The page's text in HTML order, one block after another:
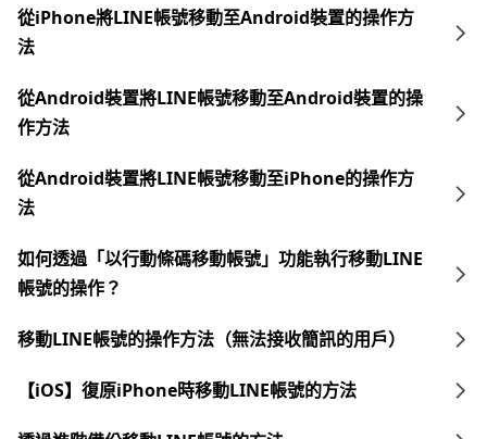
從iPhone將LINE帳號移動至Android裝置的操作方
法
從Android裝置將LINE帳號移動至Android裝置的操
作方法
從Android裝置將LINE帳號移動至iPhone的操作方
法
如何透過「以行動條碼移動帳號」功能執行移動LINE
帳號的操作？
移動LINE帳號的操作方法（無法接收簡訊的用戶）
【iOS】復原iPhone時移動LINE帳號的方法